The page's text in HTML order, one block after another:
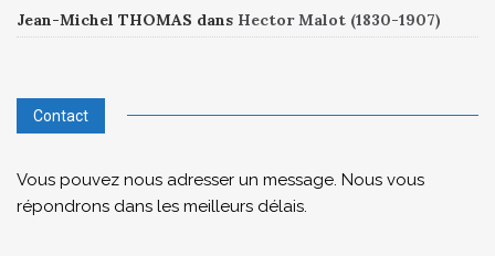
Jean-Michel THOMAS dans Hector Malot (1830-1907)
Contact
Vous pouvez nous adresser un message. Nous vous
répondrons dans les meilleurs délais.